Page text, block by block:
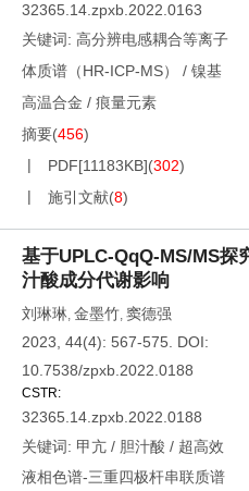
32365.14.zpxb.2022.0163
关键词: 高分辨电感耦合等离子
体质谱（HR-ICP-MS）
/ 镍基
高温合金 / 痕量元素
摘要(456)
PDF[11183KB](302)
施引文献(8)
基于UPLC-QqQ-MS/MS探
汁酸成分代谢影响
刘琳琳, 金墨竹, 窦德强
2023, 44(4): 567-575.
DOI:
10.7538/zpxb.2022.0188
CSTR:
32365.14.zpxb.2022.0188
关键词: 甲亢 / 胆汁酸 / 超高效
液相色谱-三重四极杆串联质谱